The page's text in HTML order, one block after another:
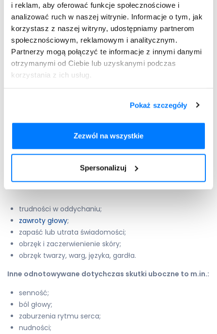
i reklam, aby oferować funkcje społecznościowe i
analizować ruch w naszej witrynie. Informacje o tym, jak
korzystasz z naszej witryny, udostępniamy partnerom
społecznościowym, reklamowym i analitycznym.
Partnerzy mogą połączyć te informacje z innymi danymi
otrzymanymi od Ciebie lub uzyskanymi podczas
korzystania z ich usług.
Pokaż szczegóły
Zezwól na wszystkie
Spersonalizuj
U pacjentów stosujących lek Bilagra mogą występować
skutki uboczne. Nie dotyczy to każdej osoby. Rodzaj i
nasilenie działań niepożądanych zależą od indywidualnych
predyspozycji organizmu. Jeżeli w trakcie terapii wystąpią
reakcje nadwrażliwości, to należy skontaktować się z
lekarzem.Należą do nich:
Maksymalnie 4 leki na jednej recepcie.
Bilagra
Dodaj do
trudności w oddychaniu;
zawroty głowy;
zapaść lub utrata świadomości;
obrzęk i zaczerwienienie skóry;
obrzęk twarzy, warg, języka, gardła.
Inne odnotowywane dotychczas skutki uboczne to m.in.:
senność;
ból głowy;
zaburzenia rytmu serca;
nudności;